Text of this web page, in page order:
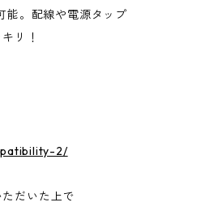
能。配線や電源タップ
リ！
2/
だいた上で